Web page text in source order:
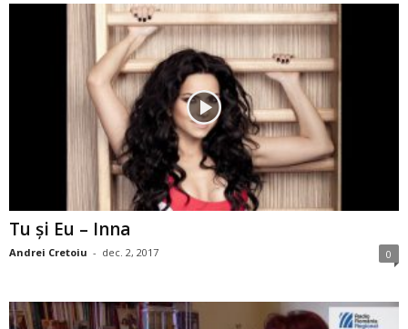
Tu şi Eu – Inna
Andrei Cretoiu - dec. 2, 2017 0